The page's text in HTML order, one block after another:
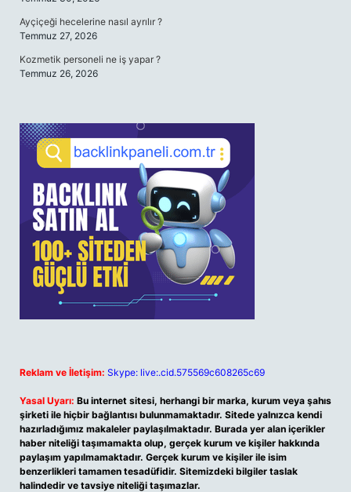
Ayçiçeği hecelerine nasıl ayrılır ?
Temmuz 27, 2026
Kozmetik personeli ne iş yapar ?
Temmuz 26, 2026
Reklam ve İletişim: Skype: live:.cid.575569c608265c69
Yasal Uyarı: Bu internet sitesi, herhangi bir marka, kurum veya şahıs
şirketi ile hiçbir bağlantısı bulunmamaktadır. Sitede yalnızca kendi
hazırladığımız makaleler paylaşılmaktadır. Burada yer alan içerikler
haber niteliği taşımamakta olup, gerçek kurum ve kişiler hakkında
paylaşım yapılmamaktadır. Gerçek kurum ve kişiler ile isim
benzerlikleri tamamen tesadüfidir. Sitemizdeki bilgiler taslak
halindedir ve tavsiye niteliği taşımazlar.